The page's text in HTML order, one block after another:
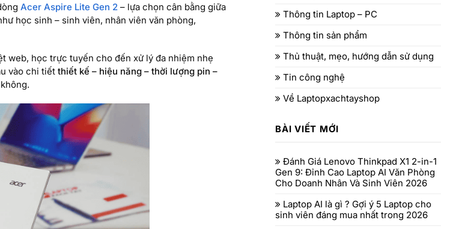
Acer Aspire Lite Gen 2 – lựa chọn cân bằng giữa
học sinh – sinh viên, nhân viên văn phòng,
web, học trực tuyến cho đến xử lý đa nhiệm nhẹ
vào chi tiết thiết kế – hiệu năng – thời lượng pin –
Thông tin Laptop – PC
Thông tin sản phẩm
Thủ thuật, mẹo, hướng dẫn sử dụng
Tin công nghệ
Về Laptopxachtayshop
BÀI VIẾT MỚI
Đánh Giá Lenovo Thinkpad X1 2-in-1
Gen 9: Đỉnh Cao Laptop AI Văn Phòng
Cho Doanh Nhân Và Sinh Viên 2026
Laptop AI là gì ? Gợi ý 5 Laptop cho
sinh viên đáng mua nhất trong 2026